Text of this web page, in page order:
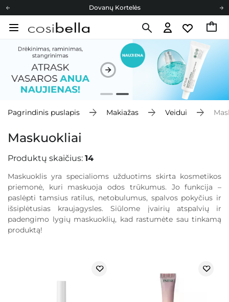
Cosibella lojalumo programa
Nemokamas pristatymas nuo 40,00 €
Dovanų Kortelės
Pagrindinis puslapis Makiažas Veidui
Maskuokliai
Produktų skaičius: 14
Maskuoklis yra specialioms užduotims skirta kosmetikos
priemonė, kuri maskuoja odos trūkumus. Jo funkcija –
paslėpti tamsius ratilus, netobulumus, spalvos pokyčius ir
išsiplėtusias kraujagysles. Siūlome įvairių atspalvių ir
padengimo lygių maskuoklių, kad rastumėte sau tinkamą
produktą!